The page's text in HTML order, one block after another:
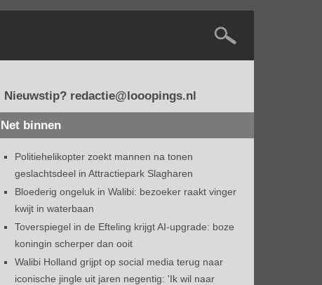
Nieuwstip? redactie@looopings.nl
Net binnen
Politiehelikopter zoekt mannen na tonen
geslachtsdeel in Attractiepark Slagharen
Bloederig ongeluk in Walibi: bezoeker raakt vinger
kwijt in waterbaan
Toverspiegel in de Efteling krijgt AI-upgrade: boze
koningin scherper dan ooit
Walibi Holland grijpt op social media terug naar
iconische jingle uit jaren negentig: 'Ik wil naar